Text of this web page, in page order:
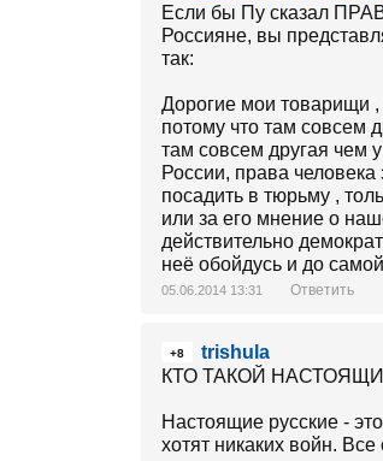
Если бы Пу сказал
Россияне, вы
так:
Дорогие мои товарищи ,
потому что там совсем
там совсем другая чем
России, права
посадить в тюрьму ,
или за его мнение о
действительно
неё обойдусь и до
05.06.2014 13:31 Ответить
+8
trishula
КТО ТАКОЙ
Настоящие русские -
хотят никаких войн.